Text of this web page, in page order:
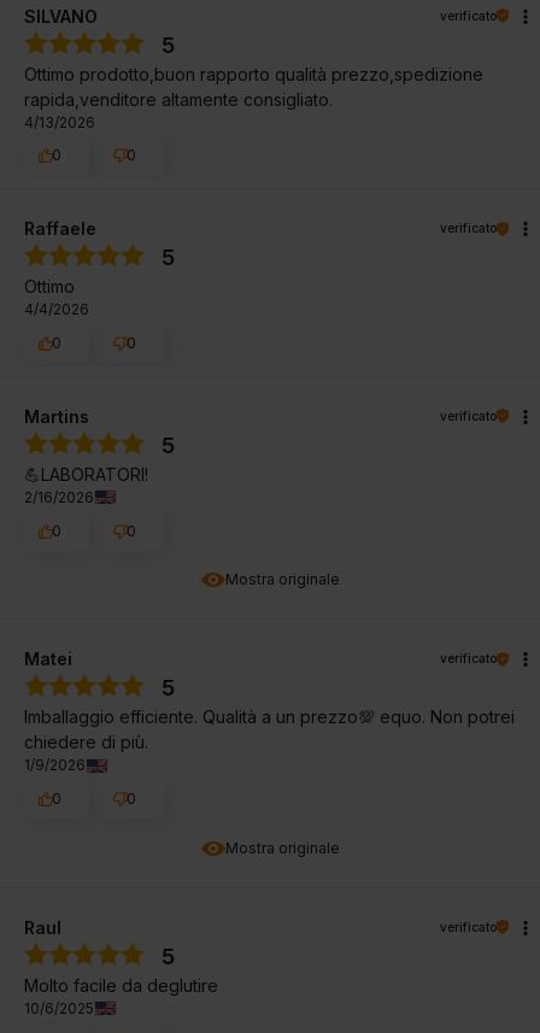
SILVANO verificato
5
Ottimo prodotto,buon rapporto qualità prezzo,spedizione
rapida,venditore altamente consigliato.
4/13/2026
0
0
Raffaele verificato
5
Ottimo
4/4/2026
0
0
Mostra originale
Martins verificato
5
💪LABORATORI!
2/16/2026
0
0
Mostra originale
Matei verificato
5
Imballaggio efficiente. Qualità a un prezzo💯 equo. Non potrei
chiedere di più.
1/9/2026
0
0
Raul verificato
5
Molto facile da deglutire
10/6/2025